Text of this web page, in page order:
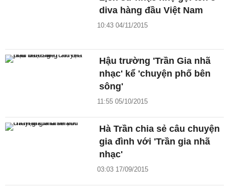
diva hàng đầu Việt Nam
10:43 04/11/2015
Hậu trường 'Trần Gia nhã
nhạc' kể 'chuyện phố bên
sông'
11:55 05/10/2015
Hà Trần chia sẻ câu chuyện
gia đình với 'Trần gia nhã
nhạc'
03:03 17/09/2015